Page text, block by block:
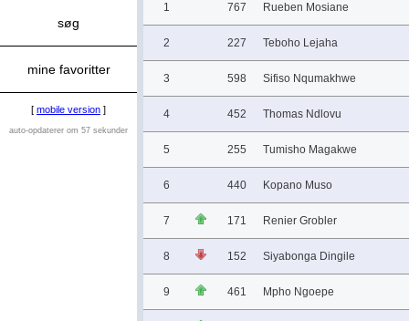
søg
mine favoritter
[ mobile version ]
auto-opdaterer om 57 sekunder
1 767 Rueben Mosiane
2 227 Teboho Lejaha
3 598 Sifiso Nqumakhwe
4 452 Thomas Ndlovu
5 255 Tumisho Magakwe
6 440 Kopano Muso
7 171 Renier Grobler
8 152 Siyabonga Dingile
9 461 Mpho Ngoepe